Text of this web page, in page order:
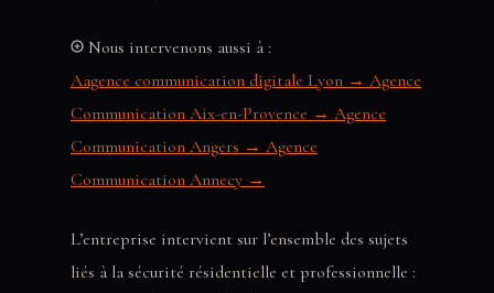
Nous intervenons aussi à :
Aagence communication digitale Lyon → Agence
Communication Aix-en-Provence → Agence
Communication Angers → Agence
Communication Annecy →
L’entreprise intervient sur l’ensemble des sujets
liés à la sécurité résidentielle et professionnelle :